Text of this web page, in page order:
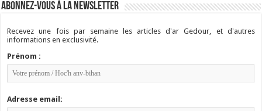
Abonnez-vous à la newsletter
Recevez une fois par semaine les articles d'ar Gedour, et d'autres
informations en exclusivité.
Prénom :
Adresse email: